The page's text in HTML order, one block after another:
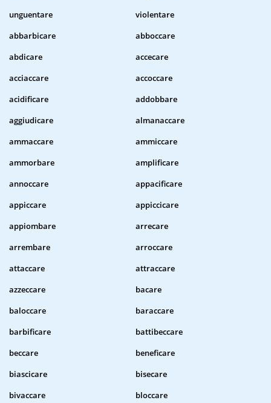
unguentare
violentare
abbarbicare
abboccare
abdicare
accecare
acciaccare
accoccare
acidificare
addobbare
aggiudicare
almanaccare
ammaccare
ammiccare
ammorbare
amplificare
annoccare
appacificare
appiccare
appiccicare
appiombare
arrecare
arrembare
arroccare
attaccare
attraccare
azzeccare
bacare
baloccare
baraccare
barbificare
battibeccare
beccare
beneficare
biascicare
bisecare
bivaccare
bloccare